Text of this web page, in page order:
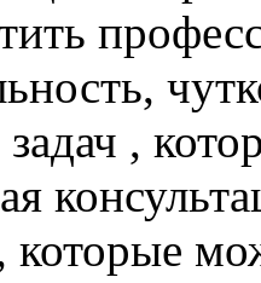
задач ,